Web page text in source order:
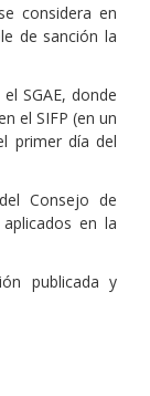
considera en
de sanción la
SGAE, donde
el SIFP (en un
primer día del
Consejo de
en la
publicada y